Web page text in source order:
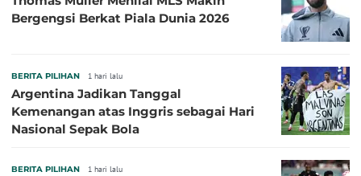
Bergengsi Berkat Piala Dunia 2026
BERITA PILIHAN 1 hari lalu
Argentina Jadikan Tanggal
Kemenangan atas Inggris sebagai Hari
Nasional Sepak Bola
BERITA PILIHAN 1 hari lalu